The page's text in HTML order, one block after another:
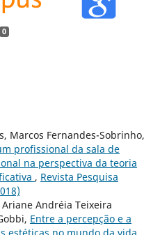
0
Marcos Fernandes-Sobrinho,
profissional da sala de
na perspectiva da teoria
, Revista Pesquisa
Andréia Teixeira
Entre a percepção e a